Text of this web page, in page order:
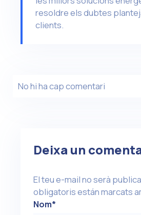
resoldre els dubtes
clients.
No hi ha cap comentari
Deixa un
El teu e-mail no serà
obligatoris están marcats
Nom*